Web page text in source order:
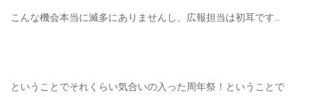
こんな機会本当に滅多にありませんし、広報担当は初耳です‥
ということでそれくらい気合いの入った周年祭！ということで